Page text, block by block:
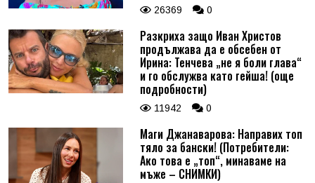
26369 0
Разкриха защо Иван Христов
продължава да е обсебен от
Ирина: Тенчева „не я боли глава“
и го обслужва като гейша! (още
подробности)
11942 0
Маги Джанаварова: Направих топ
тяло за бански! (Потребители:
Ако това е „топ“, минаваме на
мъже – СНИМКИ)